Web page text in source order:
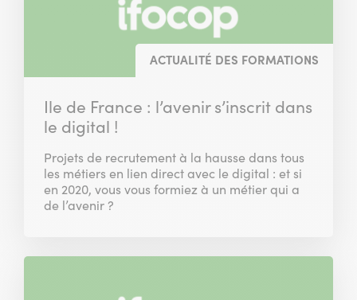
ACTUALITÉ DES FORMATIONS
Ile de France : l’avenir s’inscrit dans
le digital !
Projets de recrutement à la hausse dans tous
les métiers en lien direct avec le digital : et si
en 2020, vous vous formiez à un métier qui a
de l’avenir ?